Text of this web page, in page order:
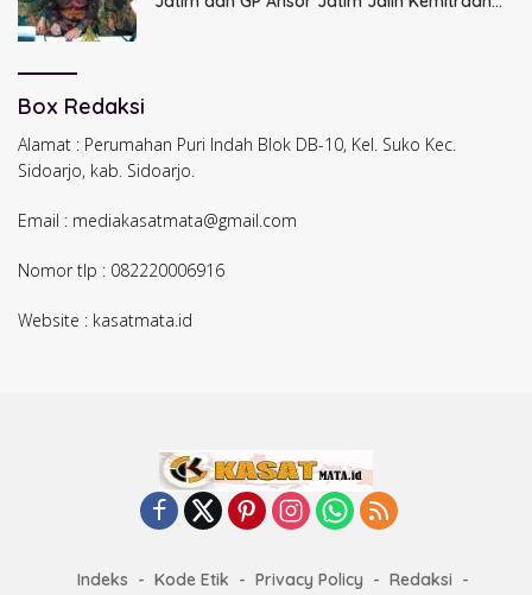
Box Redaksi
Alamat : Perumahan Puri Indah Blok DB-10, Kel. Suko Kec.
Sidoarjo, kab. Sidoarjo.
Email : mediakasatmata@gmail.com
Nomor tlp : 082220006916
Website : kasatmata.id
Indeks Kode Etik Privacy Policy Redaksi